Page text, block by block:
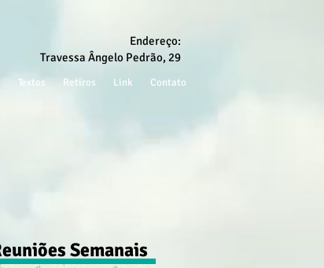
Textos Retiros Link Contato
Endereço:
Travessa Ângelo Pedrão, 29
Semanais